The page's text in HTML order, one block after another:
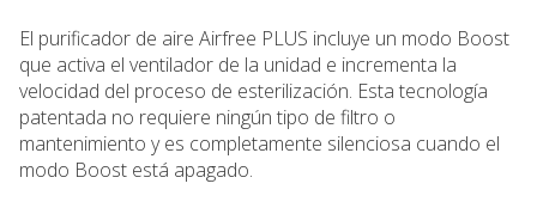
El purificador de aire Airfree PLUS incluye un modo Boost
que activa el ventilador de la unidad e incrementa la
velocidad del proceso de esterilización. Esta tecnología
patentada no requiere ningún tipo de filtro o
mantenimiento y es completamente silenciosa cuando el
modo Boost está apagado.